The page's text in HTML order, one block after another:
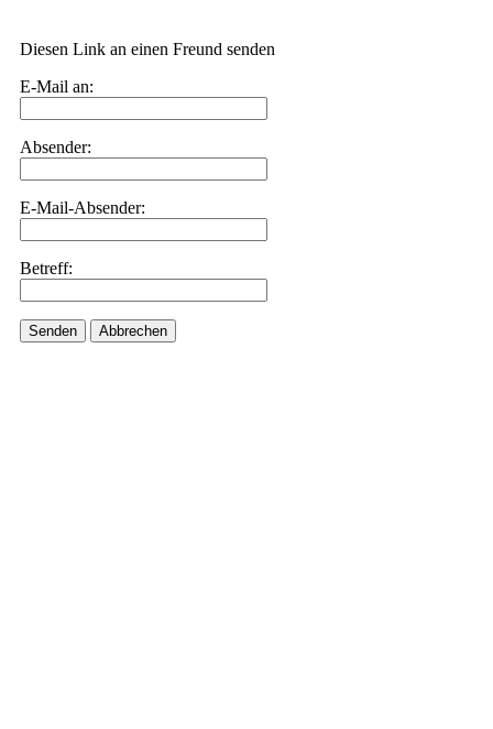
Diesen Link an einen Freund senden
E-Mail an:
Absender:
E-Mail-Absender:
Betreff:
Senden Abbrechen